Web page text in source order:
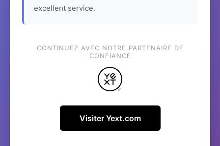
excellent service.
CONTINUEZ AVEC NOTRE PARTENAIRE DE
CONFIANCE
Visiter Yext.com